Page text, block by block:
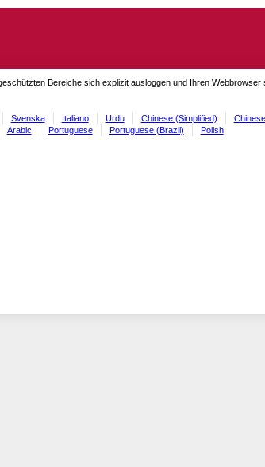
Bereiche sich explizit ausloggen und Ihren Webbrowser
Svenska Italiano Urdu Chinese (Simplified)
Arabic Portuguese Portuguese (Brazil) Polish